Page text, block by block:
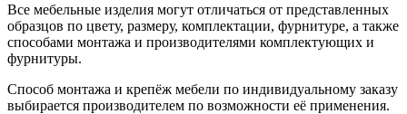
Все мебельные изделия могут отличаться от представленных
образцов по цвету, размеру, комплектации, фурнитуре, а также
способами монтажа и производителями комплектующих и
фурнитуры.
Способ монтажа и крепёж мебели по индивидуальному заказу
выбирается производителем по возможности её применения.